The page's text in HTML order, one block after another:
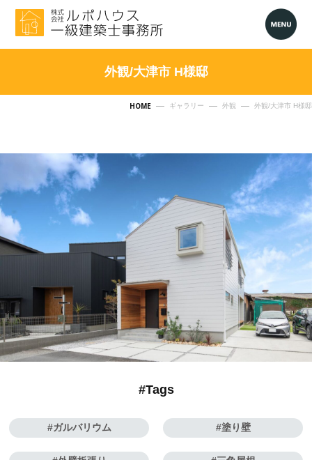
HOME ギャラリー 外観 外観/大津市 H様邸
外観/大津市 H様邸
#Tags
ガルバリウム 塗り壁